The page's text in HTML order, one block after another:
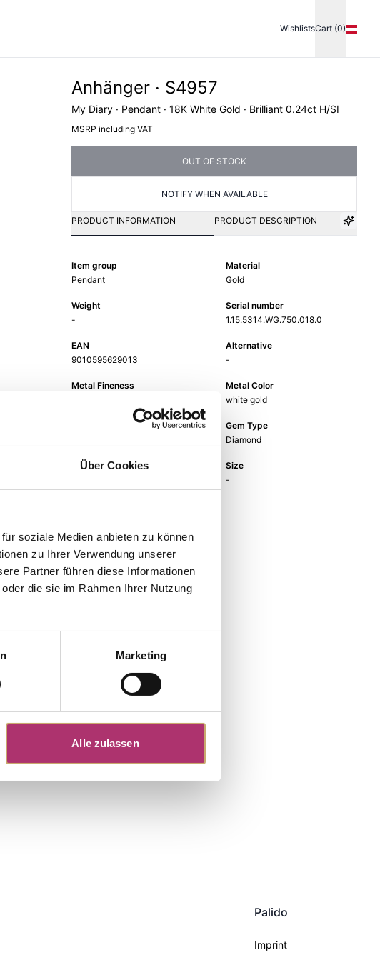
Über Cookies
soziale Medien anbieten zu können
zu Ihrer Verwendung unserer
Partner führen diese Informationen
die sie im Rahmen Ihrer Nutzung
Marketing
Alle zulassen
WishlistsCart (0)
Anhänger · S4957
My Diary · Pendant · 18K White Gold · Brilliant 0.24ct H/SI
MSRP including VAT
OUT OF STOCK
NOTIFY WHEN AVAILABLE
PRODUCT INFORMATION PRODUCT DESCRIPTION
Item group
Pendant
Material
Gold
Weight
-
Serial number
1.15.5314.WG.750.018.0
EAN
9010595629013
Alternative
-
Metal Fineness
Metal Color
white gold
Gem Type
Diamond
Gem
Size
-
this
Palido
Imprint